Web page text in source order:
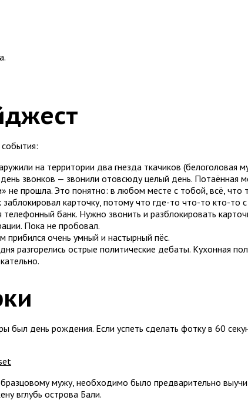
на территории два гнезда ткачиков (белоголовая
звонков — звонили отовсюду целый день. Потаённая
не прошла. Это понятно: в любом месте с тобой, всё, что
заблокировал карточку, потому что где-то что-то кто-то
телефонный банк. Нужно звонить и разблокировать
Пока не пробовал.
прибился очень умный и настырный пёс.
разгорелись острые политические дебаты. Кухонная
был день рождения. Если успеть сделать фотку в 60
мужу, необходимо было предварительно
вглубь острова Бали.